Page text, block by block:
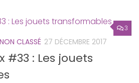
3
NON CLASSÉ 27 DÉCEMBRE 2017
#33 : Les jouets